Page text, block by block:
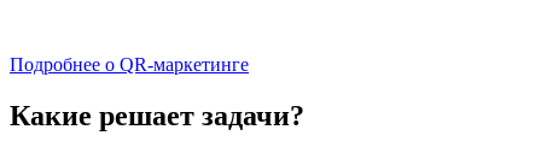
Подробнее о QR-маркетинге
Какие решает задачи?